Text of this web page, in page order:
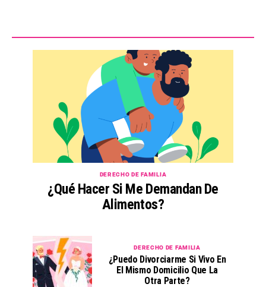
DERECHO DE FAMILIA
¿Qué Hacer Si Me Demandan De
Alimentos?
DERECHO DE FAMILIA
¿Puedo Divorciarme Si Vivo En
El Mismo Domicilio Que La
Otra Parte?